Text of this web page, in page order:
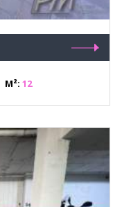
M²: 12